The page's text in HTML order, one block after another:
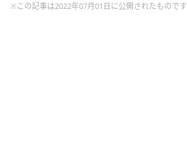
※この記事は2022年07月01日に公開されたものです